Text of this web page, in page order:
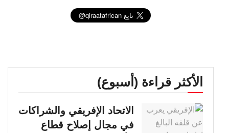
الأكثر قراءة (أسبوع)
الاتحاد الإفريقي والشراكات
في مجال إصلاح قطاع